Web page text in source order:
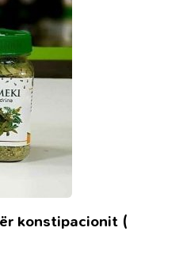
konstipacionit (